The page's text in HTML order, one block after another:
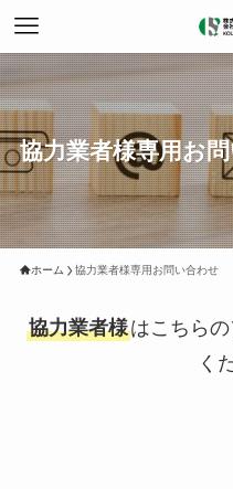
協力業者様専用お
ホーム 協力業者様専用お問い合わせ
協力業者様はこちら
く